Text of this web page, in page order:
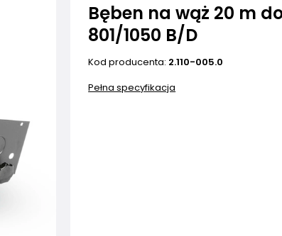
Bęben na wąż 20 m
801/1050 B/D
Kod producenta: 2.110-005.0
Pełna specyfikacja